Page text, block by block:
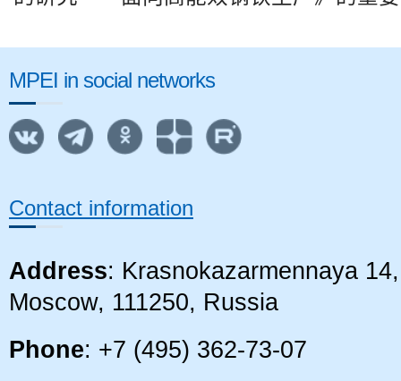
MPEI in social networks
Contact information
Address: Krasnokazarmennaya
Moscow, 111250, Russia
Phone: +7 (495) 362-73-07